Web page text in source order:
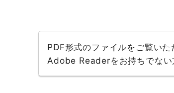
PDF形式のファイルをご覧い
Adobe Readerをお持ちでない